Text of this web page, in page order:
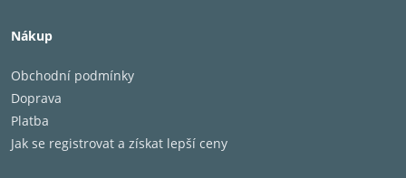
Nákup
Obchodní podmínky
Doprava
Platba
Jak se registrovat a získat lepší ceny